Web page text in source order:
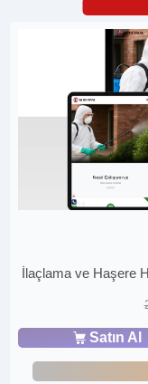
İlaçlama ve Haşere
Satın Al